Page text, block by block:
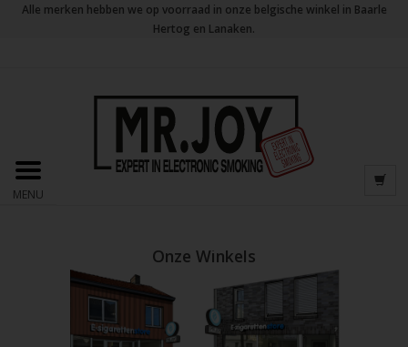
Alle merken hebben we op voorraad in onze belgische winkel in Baarle
Hertog en Lanaken.
MENU
Onze Winkels